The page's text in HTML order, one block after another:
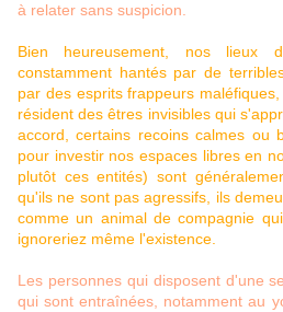
à relater sans suspicion.
Bien heureusement, nos lieux
constamment hantés par de
par des esprits frappeurs
résident des êtres invisibles qui
accord, certains recoins calmes ou
pour investir nos espaces libres en
plutôt ces entités) sont
qu'ils ne sont pas agressifs, ils
comme un animal de compagnie
ignoreriez même l'existence.
Les personnes qui disposent d'une
qui sont entraînées, notamment au